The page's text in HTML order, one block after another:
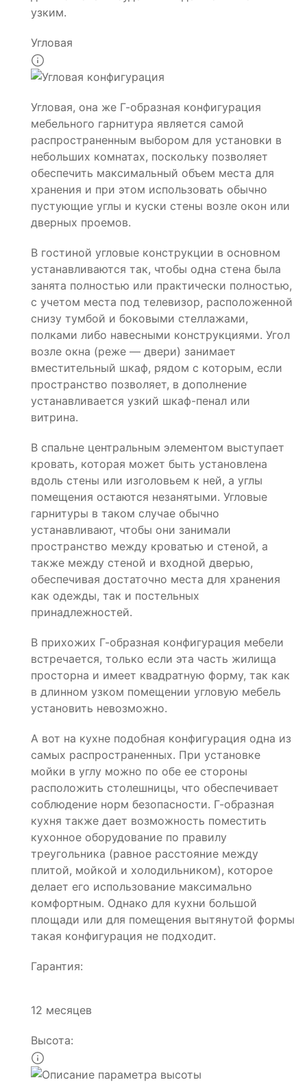
узким.
Угловая
Угловая, она же Г-образная конфигурация
мебельного гарнитура является самой
распространенным выбором для установки в
небольших комнатах, поскольку позволяет
обеспечить максимальный объем места для
хранения и при этом использовать обычно
пустующие углы и куски стены возле окон или
дверных проемов.
В гостиной угловые конструкции в основном
устанавливаются так, чтобы одна стена была
занята полностью или практически полностью,
с учетом места под телевизор, расположенной
снизу тумбой и боковыми стеллажами,
полками либо навесными конструкциями. Угол
возле окна (реже — двери) занимает
вместительный шкаф, рядом с которым, если
пространство позволяет, в дополнение
устанавливается узкий шкаф-пенал или
витрина.
В спальне центральным элементом выступает
кровать, которая может быть установлена
вдоль стены или изголовьем к ней, а углы
помещения остаются незанятыми. Угловые
гарнитуры в таком случае обычно
устанавливают, чтобы они занимали
пространство между кроватью и стеной, а
также между стеной и входной дверью,
обеспечивая достаточно места для хранения
как одежды, так и постельных
принадлежностей.
В прихожих Г-образная конфигурация мебели
встречается, только если эта часть жилища
просторна и имеет квадратную форму, так как
в длинном узком помещении угловую мебель
установить невозможно.
А вот на кухне подобная конфигурация одна из
самых распространенных. При установке
мойки в углу можно по обе ее стороны
расположить столешницы, что обеспечивает
соблюдение норм безопасности. Г-образная
кухня также дает возможность поместить
кухонное оборудование по правилу
треугольника (равное расстояние между
плитой, мойкой и холодильником), которое
делает его использование максимально
комфортным. Однако для кухни большой
площади или для помещения вытянутой формы
такая конфигурация не подходит.
Гарантия:
12 месяцев
Высота: